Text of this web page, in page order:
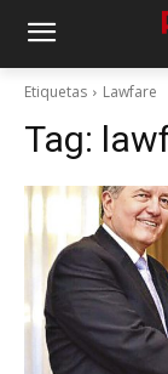
Etiquetas Lawfare
Tag: